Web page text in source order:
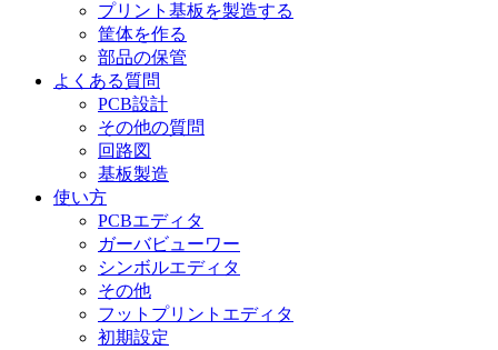
プリント基板を製造する
筐体を作る
部品の保管
よくある質問
PCB設計
その他の質問
回路図
基板製造
使い方
PCBエディタ
ガーバビューワー
シンボルエディタ
その他
フットプリントエディタ
初期設定